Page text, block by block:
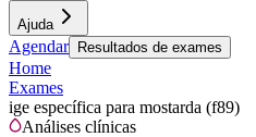
Ajuda
Agendar Resultados de exames
Home
Exames
ige específica para mostarda (f89)
Análises clínicas